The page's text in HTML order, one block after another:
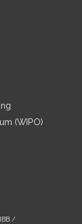
(WIPO)
/